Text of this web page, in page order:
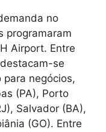
no
programaram
Airport. Entre
se
para negócios,
(PA), Porto
Salvador (BA),
(GO). Entre